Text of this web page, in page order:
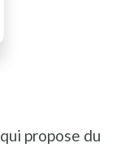
qui propose du